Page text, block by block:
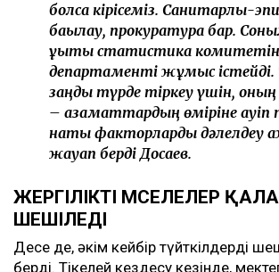
болса кірісеміз. Санитарлық-
бақылау, прокуратура бар.
құқықтық статистика
департаменті жұмыс істейді.
заңды түрде тіркеу үшін, оның
– азаматтардың өміріне қауіп
нақты факторларды дәлелдеу
жауап берді Досаев.
ЖЕРГІЛІКТІ МӘСЕЛЕЛЕР
ШЕШІЛЕДІ
Десе де, әкім кейбір түйткілдерді
берді. Тікелей кездесу кезінде,